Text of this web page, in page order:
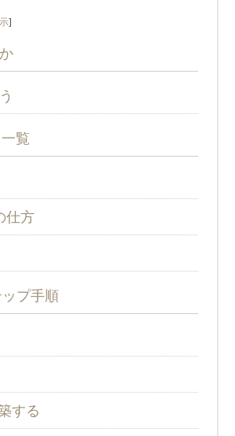
]
覧
仕方
プ手順
する